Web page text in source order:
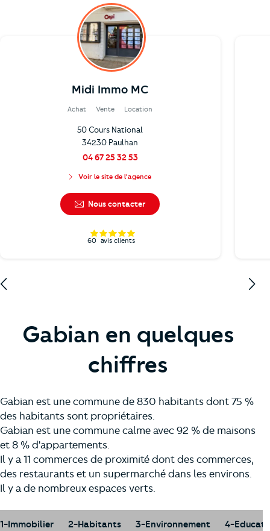
Midi Immo MC
Achat Vente Location
50 Cours National
34230 Paulhan
04 67 25 32 53
Voir le site de l'agence
Nous contacter
60 avis clients
Gabian en quelques
chiffres
Gabian est une commune de 830 habitants dont 75 %
des habitants sont propriétaires.
Gabian est une commune calme avec 92 % de maisons
et 8 % d'appartements.
Il y a 11 commerces de proximité dont des commerces,
des restaurants et un supermarché dans les environs.
Il y a de nombreux espaces verts.
1-Immobilier 2-Habitants 3-Environnement 4-